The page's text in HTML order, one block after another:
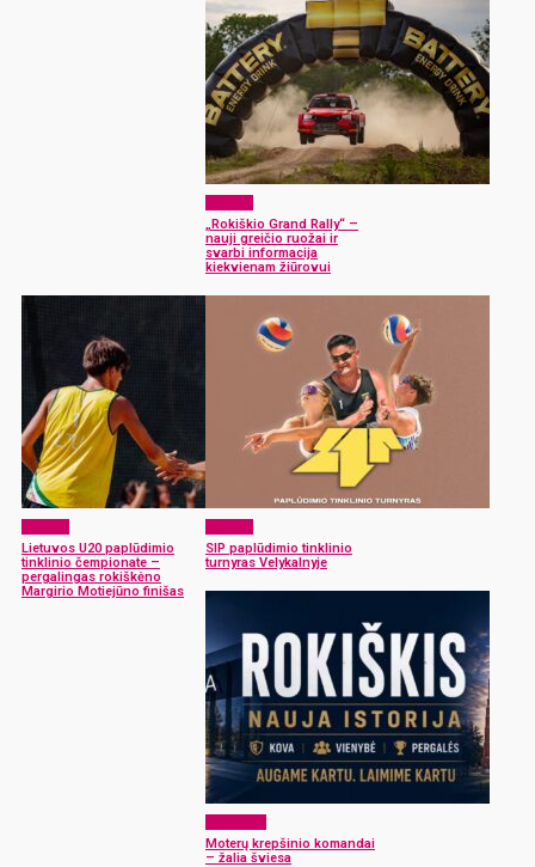
„Rokiškio Grand Rally“ –
nauji greičio ruožai ir
svarbi informacija
kiekvienam žiūrovui
Lietuvos U20 paplūdimio
tinklinio čempionate –
pergalingas rokiškėno
Margirio Motiejūno finišas
SIP paplūdimio tinklinio
turnyras Velykalnyje
Moterų krepšinio komandai
– žalia šviesa